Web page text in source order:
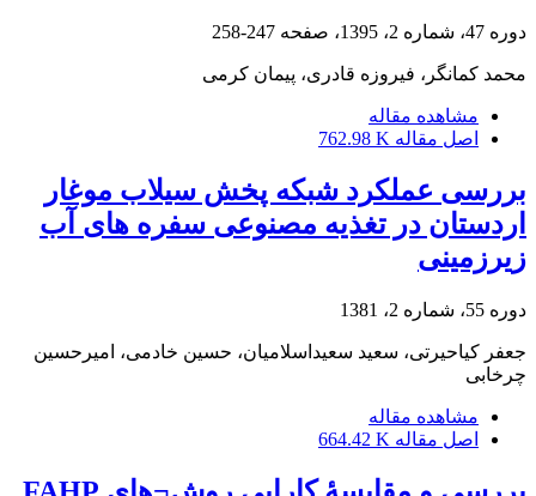
دوره 47، شماره 2، 1395، صفحه 247-258
محمد کمانگر، فیروزه قادری، پیمان کرمی
مشاهده مقاله
اصل مقاله 762.98 K
بررسی عملکرد شبکه پخش سیلاب موغار
اردستان در تغذیه مصنوعی سفره های آب
زیرزمینی
دوره 55، شماره 2، 1381
جعفر کیاحیرتی، سعید سعیداسلامیان، حسین خادمی، امیرحسین
چرخابی
مشاهده مقاله
اصل مقاله 664.42 K